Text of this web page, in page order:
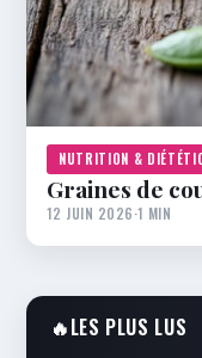
NUTRITION &
Graines de
12 JUIN 2026·1 MIN
🔥LES PLUS LUS